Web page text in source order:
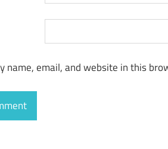
name, email, and website in this